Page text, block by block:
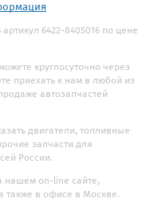
6422-8405016 по цене
круглосуточно через
приехать к нам в любой из
автозапчастей
двигатели, топливные
запчасти для
России.
нашем on-line сайте,
также в офисе в Москве.